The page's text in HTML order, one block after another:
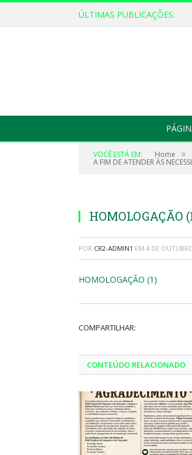
ÚLTIMAS PUBLICAÇÕES:
VOCÊ ESTÁ EM: Home »
A FIM DE ATENDER ÀS
HOMOLOGAÇÃO
POR CR2-ADMIN1 EM 4 DE
HOMOLOGAÇÃO (1)
COMPARTILHAR:
CONTEÚDO RELACIONADO